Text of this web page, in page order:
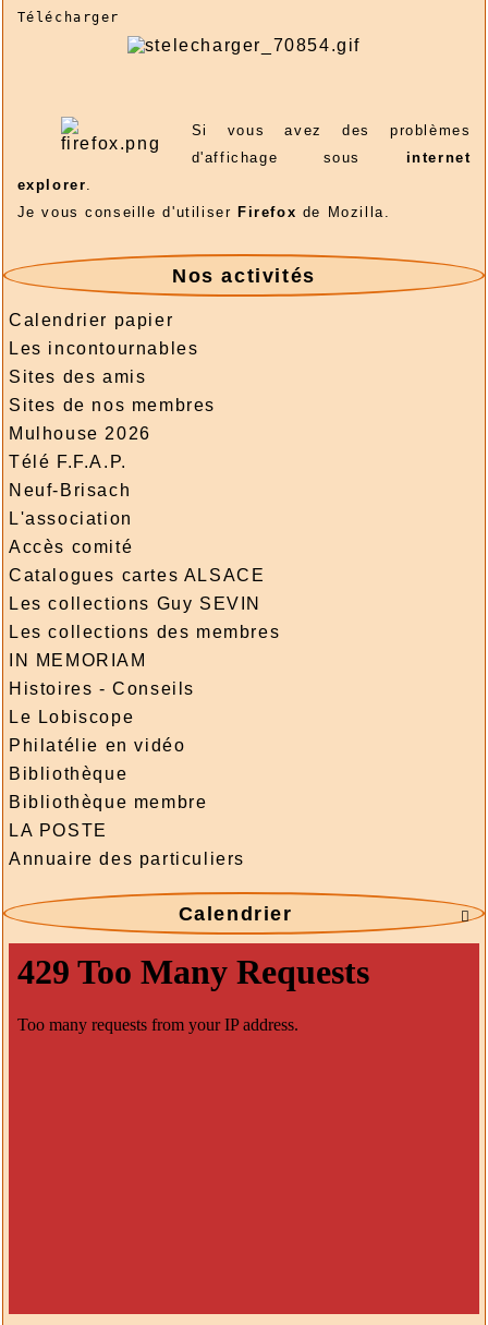
Nos activités
Calendrier papier
Les incontournables
Sites des amis
Sites de nos membres
Mulhouse 2026
Télé F.F.A.P.
Neuf-Brisach
L'association
Accès comité
Catalogues cartes ALSACE
Les collections Guy SEVIN
Les collections des membres
IN MEMORIAM
Histoires - Conseils
Le Lobiscope
Philatélie en vidéo
Bibliothèque
Bibliothèque membre
LA POSTE
Annuaire des particuliers

Calendrier
Télécharger
Si vous avez des problèmes
d'affichage sous internet
explorer
Je vous conseille d'utiliser Firefox de Mozilla.